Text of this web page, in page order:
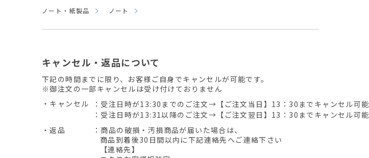
ノート・紙製品 ノート
キャンセル・返品について
下記の時間までに限り、お客様ご自身でキャンセルが可能です。
※御注文の一部キャンセルは受け付けておりません
・キャンセル
：受注日時が13:30までのご注文→【ご注文当日】13：30までキャンセル可能
：受注日時が13:31以降のご注文→【ご注文翌日】13：30までキャンセル可能
・返品
：商品の破損・汚損商品が届いた場合は、
商品到着後30日間以内に下記連絡先へご連絡下さい
【連絡先】